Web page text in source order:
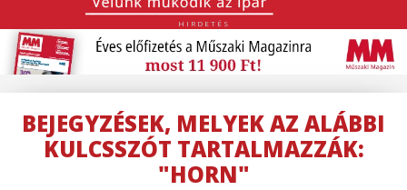
HIRDETÉS
BEJEGYZÉSEK, MELYEK AZ ALÁBBI
KULCSSZÓT TARTALMAZZÁK:
"HORN"